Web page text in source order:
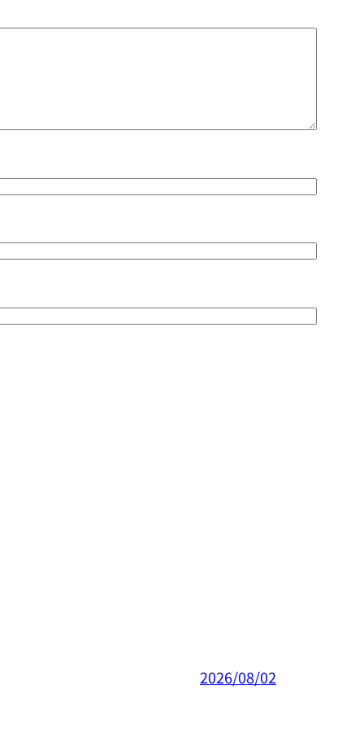
2026/08/02